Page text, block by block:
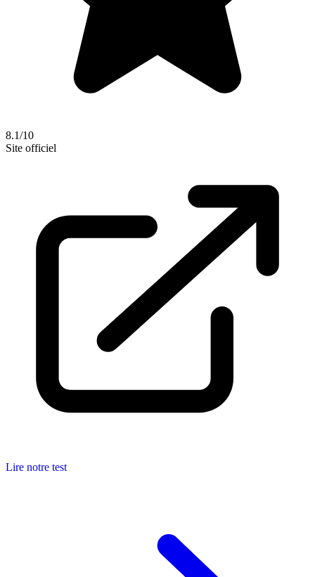
8.1/10
Site officiel
Lire notre test